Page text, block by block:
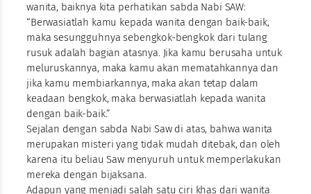
wanita, baiknya kita perhatikan sabda Nabi SAW:
“Berwasiatlah kamu kepada wanita dengan baik-baik,
maka sesungguhnya sebengkok-bengkok dari tulang
rusuk adalah bagian atasnya. Jika kamu berusaha untuk
meluruskannya, maka kamu akan mematahkannya dan
jika kamu membiarkannya, maka akan tetap dalam
keadaan bengkok, maka berwasiatlah kepada wanita
dengan baik-baik.”
Sejalan dengan sabda Nabi Saw di atas, bahwa wanita
merupakan misteri yang tidak mudah ditebak, dan oleh
karena itu beliau Saw menyuruh untuk memperlakukan
mereka dengan bijaksana.
Adapun yang menjadi salah satu ciri khas dari wanita